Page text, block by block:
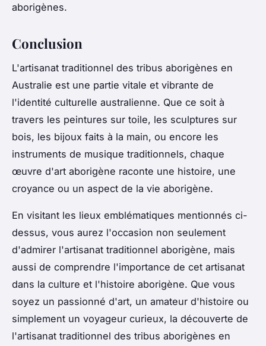
aborigènes.
Conclusion
L'artisanat traditionnel des tribus aborigènes en
Australie est une partie vitale et vibrante de
l'identité culturelle australienne. Que ce soit à
travers les peintures sur toile, les sculptures sur
bois, les bijoux faits à la main, ou encore les
instruments de musique traditionnels, chaque
œuvre d'art aborigène raconte une histoire, une
croyance ou un aspect de la vie aborigène.
En visitant les lieux emblématiques mentionnés ci-
dessus, vous aurez l'occasion non seulement
d'admirer l'artisanat traditionnel aborigène, mais
aussi de comprendre l'importance de cet artisanat
dans la culture et l'histoire aborigène. Que vous
soyez un passionné d'art, un amateur d'histoire ou
simplement un voyageur curieux, la découverte de
l'artisanat traditionnel des tribus aborigènes en